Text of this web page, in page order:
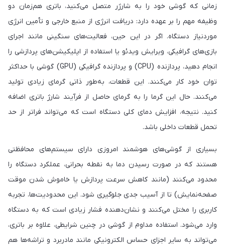
زمانی که گوشی خود را به شارژر متصل می‌کنید، باتری هم‌زمان دو
وظیفه مهم را بر عهده دارد: دریافت انرژی از منبع خارجی و تأمین انرژی
موردنیاز دستگاه. اگر در این حین، فعالیت‌های سنگینی مانند اجرای
بازی‌های گرافیکی، ویرایش ویدئو یا استفاده از اپلیکیشن‌های پردازشی را
انجام دهید، پردازنده (CPU) و پردازنده گرافیکی (GPU) گوشی با حداکثر
توان خود کار می‌کنند. این قطعات، به‌طور ذاتی گرمای زیادی تولید
می‌کنند. حال این گرما را به گرمای حاصل از فرآیند شارژ باتری اضافه
کنید. نتیجه، افزایش دمای کلی دستگاه است که می‌تواند فراتر از حد
تحمل قطعات داخلی باشد.
بسیاری از گوشی‌های هوشمند امروزی دارای سیستم‌های محافظتی
هستند که در صورت رسیدن دما به نقطه بحرانی، عملکرد دستگاه را
محدود می‌کنند (مانند کاهش سرعت پردازش یا خاموش شدن موقت
صفحه‌نمایش) تا از آسیب جدی جلوگیری شود. این محدودیت‌ها، تجربه‌
کاربری را مختل می‌کنند و نشان‌دهنده‌ فشار زیادی است که به دستگاه
وارد می‌شود. استفاده مداوم از گوشی در چنین شرایطی، علاوه بر باتری،
می‌تواند به سایر اجزای حساس الکترونیکی مانند مادربرد و تراشه‌ها هم